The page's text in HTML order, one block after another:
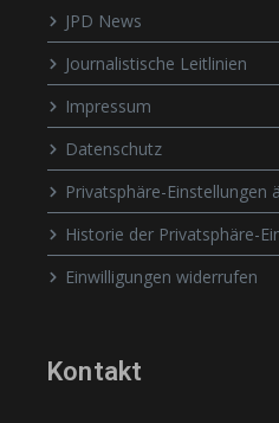
JPD News
Journalistische Leitlinien
Impressum
Datenschutz
Privatsphäre-Einstellungen
Historie der Privatsphäre-
Einwilligungen widerrufen
Kontakt